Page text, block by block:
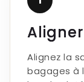
Alignez la
bagages à